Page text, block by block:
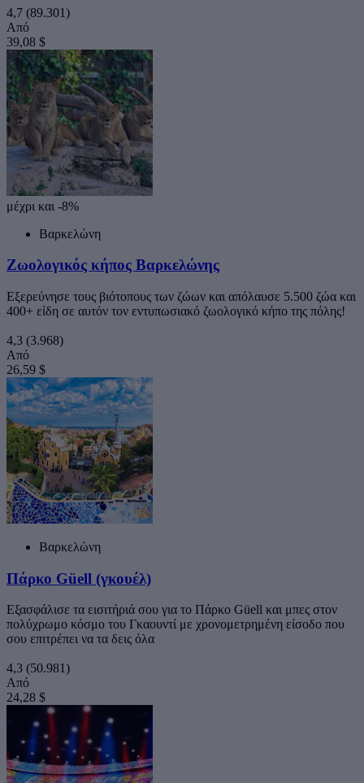
4,7 (89.301)
Από
39,08 $
μέχρι και -8%
Βαρκελώνη
Ζωολογικός κήπος Βαρκελώνης
Εξερεύνησε τους βιότοπους των ζώων και απόλαυσε 5.500 ζώα και
400+ είδη σε αυτόν τον εντυπωσιακό ζωολογικό κήπο της πόλης!
4,3 (3.968)
Από
26,59 $
Βαρκελώνη
Πάρκο Güell (γκουέλ)
Εξασφάλισε τα εισιτήριά σου για το Πάρκο Güell και μπες στον
πολύχρωμο κόσμο του Γκαουντί με χρονομετρημένη είσοδο που
σου επιτρέπει να τα δεις όλα
4,3 (50.981)
Από
24,28 $